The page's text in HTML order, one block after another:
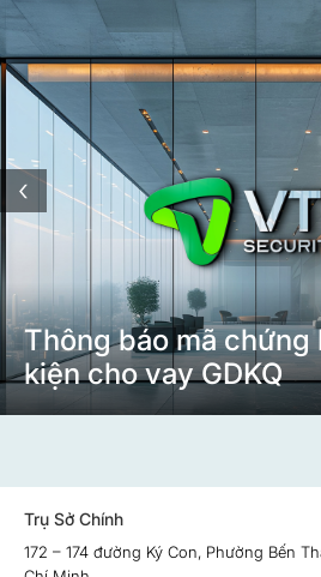
Thông báo mã chứng
kiện cho vay GDKQ
‹
Trụ Sở Chính
172 – 174 đường Ký Con, Phường Bến